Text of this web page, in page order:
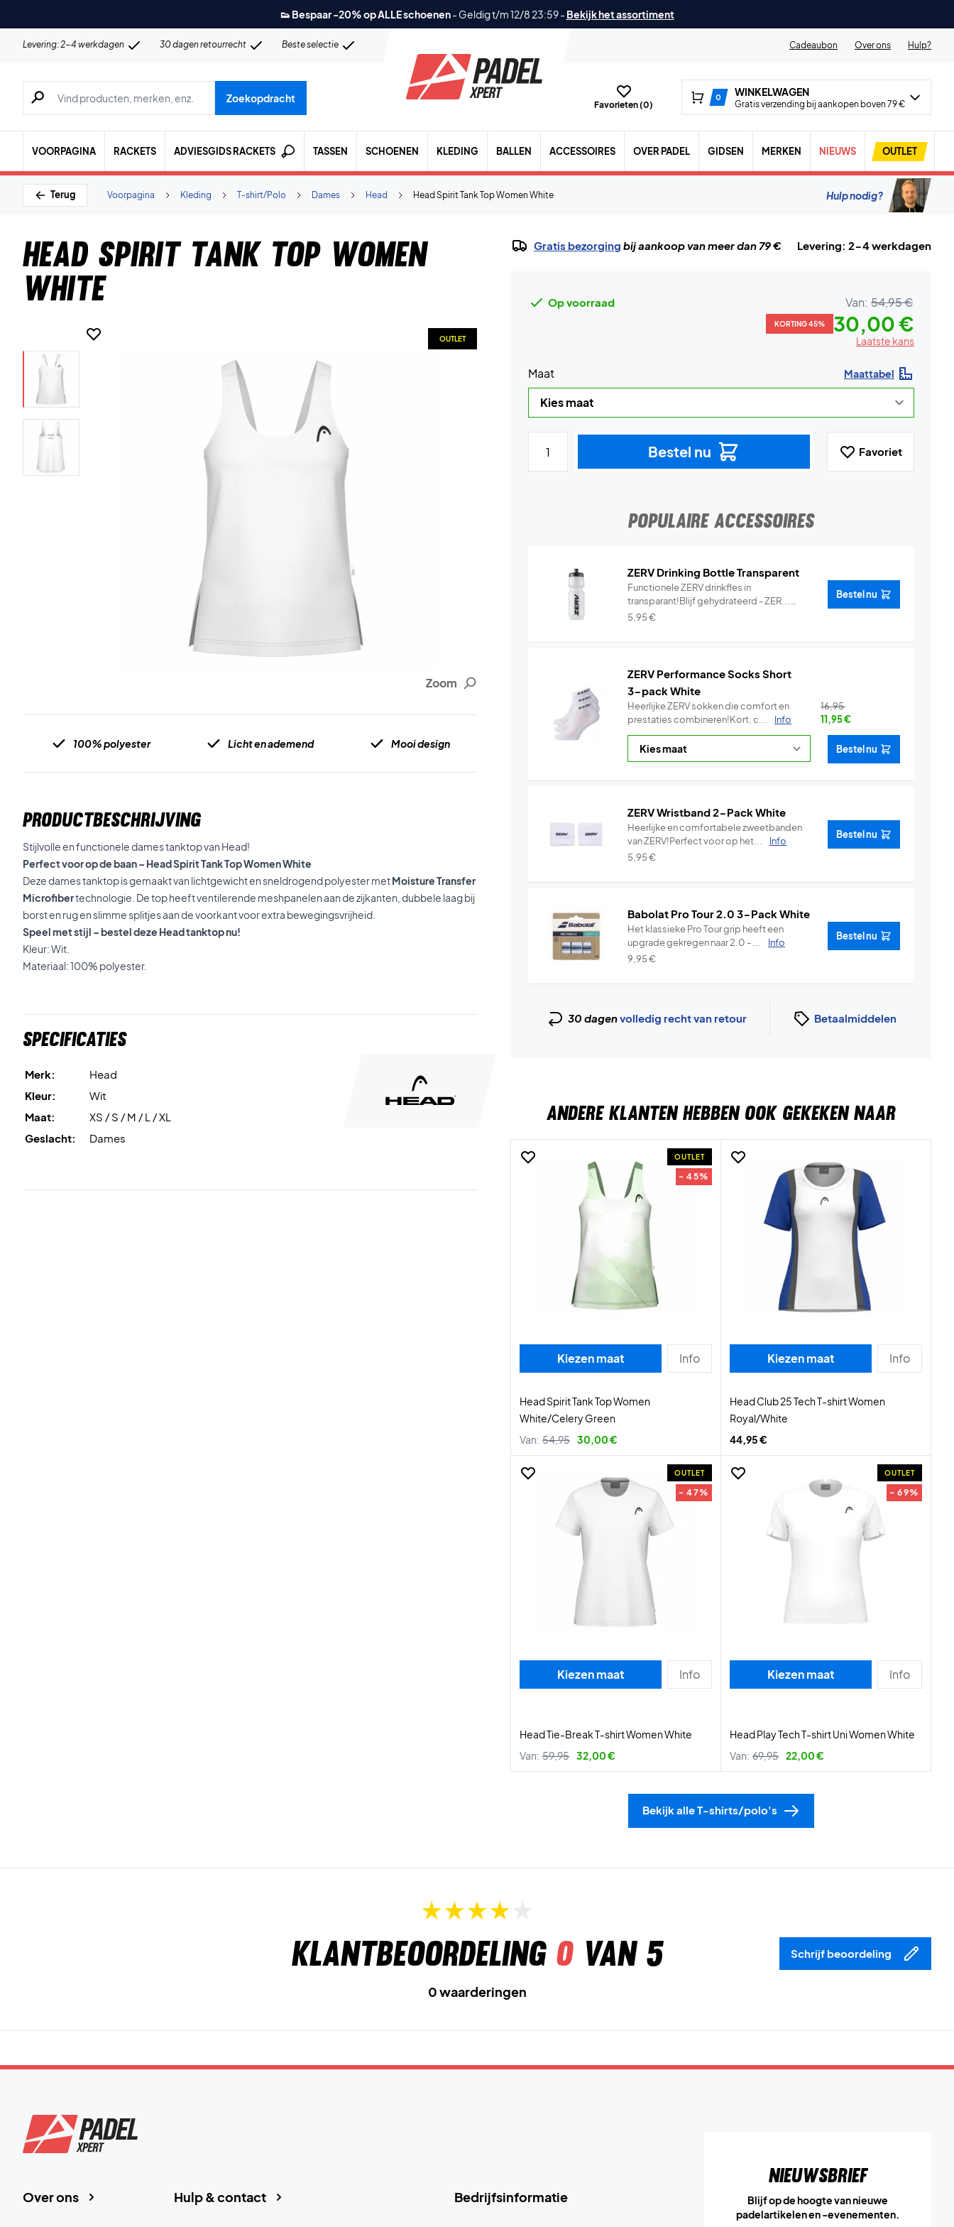
👟 Bespaar -20% op ALLE schoenen- Geldig t/m 12/8 23:59- Bekijk het assortiment
Levering: 2-4 werkdagen 30 dagen retourrecht Beste selectie Cadeaubon Over ons Hulp?
Zoeken naar producten, merken etc.
Zoekopdracht
Favorieten (0)
0 WINKELWAGEN
Gratis verzending bij aankopen boven 79 €
VOORPAGINA RACKETS ADVIESGIDS RACKETS TASSEN SCHOENEN KLEDING BALLEN ACCESSOIRES OVER PADEL GIDSEN MERKEN NIEUWS OUTLET
Terug Head Spirit Tank Top Women White
Head
Dames
T-shirt/Polo
Kleding
Voorpagina Hulp nodig?
Head Spirit Tank Top Women
White
Zoom
OUTLET
100% polyester Licht en ademend Mooi design
PRODUCTBESCHRIJVING
Stijlvolle en functionele dames tanktop van Head!
Perfect voor op de baan – Head Spirit Tank Top Women White
Deze dames tanktop is gemaakt van lichtgewicht en sneldrogend polyester metMoisture Transfer
Microfibertechnologie. De top heeft ventilerende meshpanelen aan de zijkanten, dubbele laag bij
borst en rug en slimme splitjes aan de voorkant voor extra bewegingsvrijheid.
Speel met stijl – bestel deze Head tanktop nu!
Kleur: Wit.
Materiaal: 100% polyester.
Specificaties
Merk:
Head
Kleur:
Wit
Maat:
XS / S / M / L / XL
Geslacht:
Dames
Gratis bezorging bij aankoop van meer dan 79 € Levering: 2-4 werkdagen
Op voorraad Van: 54,95 €
KORTING 45% 30,00 €
Laatste kans
Maat Maattabel
Bestel nu Favoriet
POPULAIRE ACCESSOIRES
ZERV Drinking Bottle Transparent
Functionele ZERV drinkfles in
transparant!Blijf gehydrateerd - ZER...
Info
5,95€
Bestel nu
ZERV Performance Socks Short
3-pack White
Heerlijke ZERV sokken die comfort en
prestaties combineren!Kort, c...
Info
16,95
11,95€
Bestel nu
ZERV Wristband 2-Pack White
Heerlijke en comfortabele zweetbanden
van ZERV!Perfect voor op het...
Info
5,95€
Bestel nu
Babolat Pro Tour 2.0 3-Pack White
Het klassieke Pro Tour grip heeft een
upgrade gekregen naar 2.0 - ...
Info
9,95€
Bestel nu
30 dagenvolledig recht van retour Betaalmiddelen
ANDERE KLANTEN HEBBEN OOK GEKEKEN NAAR
OUTLET
- 45%
Kiezen maat Info
Head Spirit Tank Top Women
White/Celery Green
Van: 54,95 30,00 €
Kiezen maat Info
Head Club 25 Tech T-shirt Women
Royal/White
44,95 €
OUTLET
- 47%
Kiezen maat Info
Head Tie-Break T-shirt Women White
Van: 59,95 32,00 €
OUTLET
- 69%
Kiezen maat Info
Head Play Tech T-shirt Uni Women White
Van: 69,95 22,00 €
Bekijk alle T-shirts/polo's
Klantbeoordeling 0van 5 Schrijf beoordeling
0 waarderingen
Bedrijfsinformatie
Hulp & contact
Over ons
Nieuwsbrief
Blijf op de hoogte van nieuwe
padelartikelen en -evenementen.